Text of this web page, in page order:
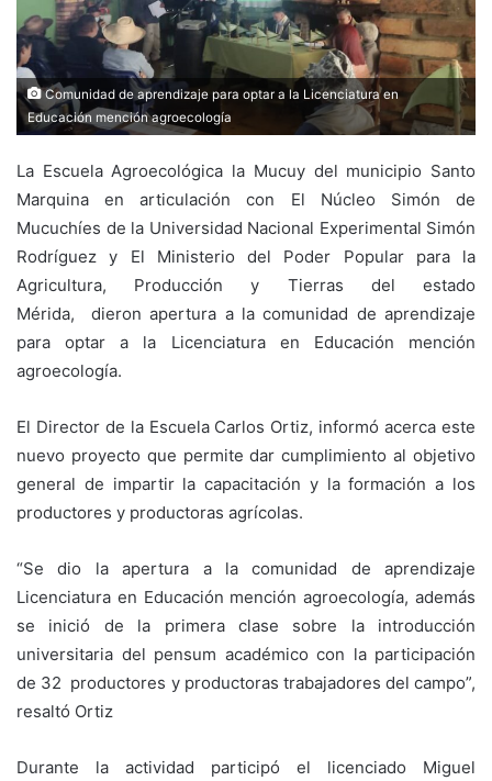
Comunidad de aprendizaje para optar a la Licenciatura en
Educación mención agroecología
La Escuela Agroecológica la Mucuy del municipio Santo
Marquina en articulación con El Núcleo Simón de
Mucuchíes de la Universidad Nacional Experimental Simón
Rodríguez y El Ministerio del Poder Popular para la
Agricultura, Producción y Tierras del estado
Mérida, dieron apertura a la comunidad de aprendizaje
para optar a la Licenciatura en Educación mención
agroecología.
El Director de la Escuela Carlos Ortiz, informó acerca este
nuevo proyecto que permite dar cumplimiento al objetivo
general de impartir la capacitación y la formación a los
productores y productoras agrícolas.
“Se dio la apertura a la comunidad de aprendizaje
Licenciatura en Educación mención agroecología, además
se inició de la primera clase sobre la introducción
universitaria del pensum académico con la participación
de 32 productores y productoras trabajadores del campo”,
resaltó Ortiz
Durante la actividad participó el licenciado Miguel